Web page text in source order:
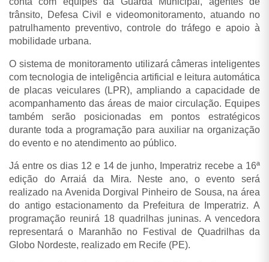
trânsito, Defesa Civil e videomonitoramento, atuando no
patrulhamento preventivo, controle do tráfego e apoio à
mobilidade urbana.
O sistema de monitoramento utilizará câmeras inteligentes
com tecnologia de inteligência artificial e leitura automática
de placas veiculares (LPR), ampliando a capacidade de
acompanhamento das áreas de maior circulação. Equipes
também serão posicionadas em pontos estratégicos
durante toda a programação para auxiliar na organização
do evento e no atendimento ao público.
Já entre os dias 12 e 14 de junho, Imperatriz recebe a 16ª
edição do Arraiá da Mira. Neste ano, o evento será
realizado na Avenida Dorgival Pinheiro de Sousa, na área
do antigo estacionamento da Prefeitura de Imperatriz. A
programação reunirá 18 quadrilhas juninas. A vencedora
representará o Maranhão no Festival de Quadrilhas da
Globo Nordeste, realizado em Recife (PE).